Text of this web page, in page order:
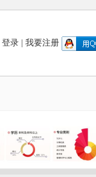
登录| 我要注册